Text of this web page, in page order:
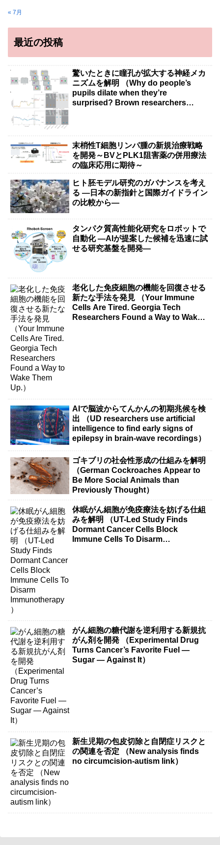
« 7月
最近の投稿
驚いたときに瞳孔が拡大する神経メカ
ニズムを解明 （Why do people’s
pupils dilate when they’re
surprised? Brown researchers
末梢性T細胞リンパ腫の新規治療戦略
を開発～BVとPLK1阻害薬の併用療法
の臨床応用に期待～
ヒト胚モデル研究のガバナンスを考え
る ―日本の新指針と国際ガイドライン
の比較から―
タンパク質高性能化研究をロボットで
自動化 ―AIが提案した候補を迅速に試
せる研究基盤を開発―
老化した免疫細胞の機能を回復させる
新たな手法を発見 （Your Immune
Cells Are Tired. Georgia Tech
Researchers Found a Way to Wake
AIで脳波からてんかんの初期兆候を検
出 （UD researchers use artificial
intelligence to find early signs of
epilepsy in brain-wave recordings）
ゴキブリの社会性形成の仕組みを解明
（German Cockroaches Appear to
Be More Social Animals than
Previously Thought）
休眠がん細胞が免疫療法を妨げる仕組
みを解明 （UT-Led Study Finds
Dormant Cancer Cells Block
Immune Cells To Disarm
がん細胞の糖代謝を逆利用する新規抗
がん剤を開発 （Experimental Drug
Turns Cancer’s Favorite Fuel —
Sugar — Against It）
新生児期の包皮切除と自閉症リスクと
の関連を否定 （New analysis finds
no circumcision-autism link）